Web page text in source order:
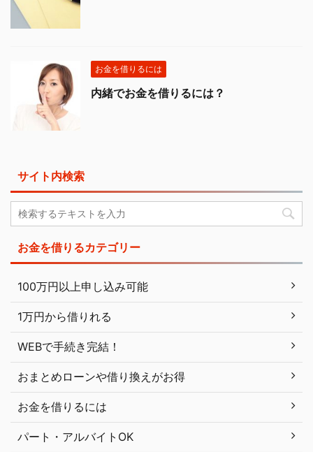
お金を借りるには
内緒でお金を借りるには？
サイト内検索
お金を借りるカテゴリー
100万円以上申し込み可能
1万円から借りれる
WEBで手続き完結！
おまとめローンや借り換えがお得
お金を借りるには
パート・アルバイトOK